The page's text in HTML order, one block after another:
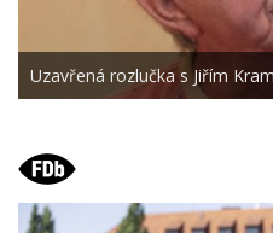
Uzavřená rozlučka s Jiřím